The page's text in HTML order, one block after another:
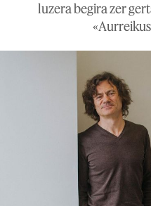
luzera begira zer